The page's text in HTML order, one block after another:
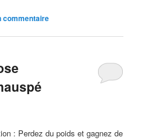
commentaire